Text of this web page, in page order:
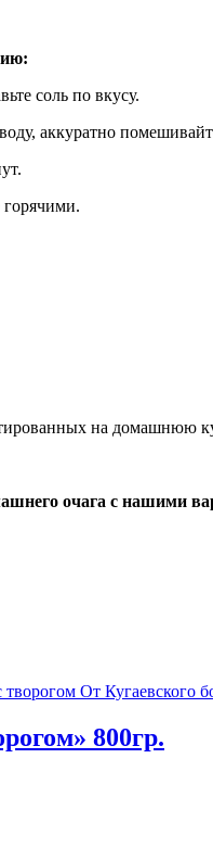
соль по вкусу.
аккуратно
горячими.
на домашнюю
очага с нашими
800гр.